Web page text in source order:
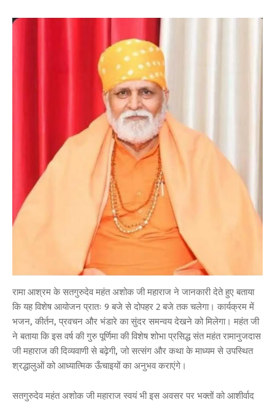
रामा आश्रम के सतगुरुदेव महंत अशोक जी महाराज ने जानकारी देते हुए बताया
कि यह विशेष आयोजन प्रातः 9 बजे से दोपहर 2 बजे तक चलेगा। कार्यक्रम में
भजन, कीर्तन, प्रवचन और भंडारे का सुंदर समन्वय देखने को मिलेगा। महंत जी
ने बताया कि इस वर्ष की गुरु पूर्णिमा की विशेष शोभा प्रसिद्ध संत महंत रामानुजदास
जी महाराज की दिव्यवाणी से बढ़ेगी, जो सत्संग और कथा के माध्यम से उपस्थित
श्रद्धालुओं को आध्यात्मिक ऊँचाइयों का अनुभव कराएंगे।
सतगुरुदेव महंत अशोक जी महाराज स्वयं भी इस अवसर पर भक्तों को आशीर्वाद